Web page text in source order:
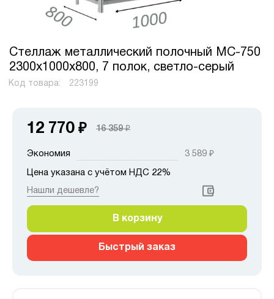
Стеллаж металлический полочный МС-750
2300х1000х800, 7 полок, светло-серый
Код товара: 223199
12 770 ₽ 16 359₽
Экономия 3 589 ₽
Цена указана с учётом НДС 22%
Нашли дешевле?
В корзину
Быстрый заказ